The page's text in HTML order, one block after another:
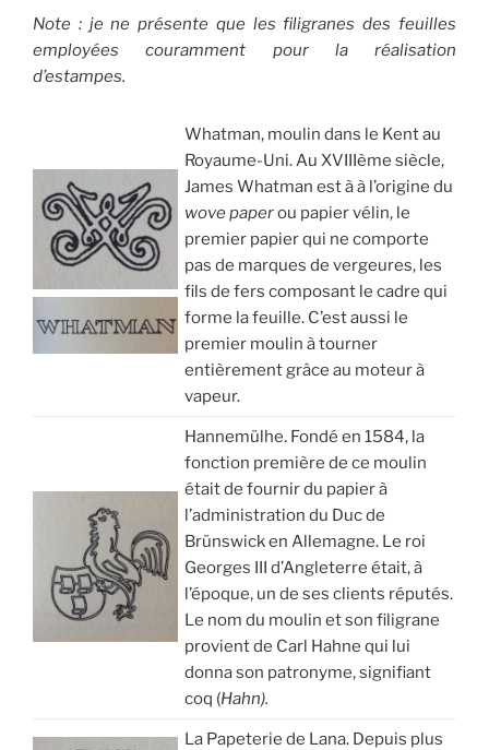
Note : je ne présente que les filigranes des feuilles
employées couramment pour la réalisation
d’estampes.
Whatman, moulin dans le Kent au
Royaume-Uni. Au XVIIIème siècle,
James Whatman est à à l’origine du
wove paperou papier vélin, le
premier papier qui ne comporte
pas de marques de vergeures, les
fils de fers composant le cadre qui
forme la feuille. C’est aussi le
premier moulin à tourner
entièrement grâce au moteur à
vapeur.
Hannemülhe. Fondé en 1584, la
fonction première de ce moulin
était de fournir du papier à
l’administration du Duc de
Brünswick en Allemagne. Le roi
Georges III d’Angleterre était, à
l’époque, un de ses clients réputés.
Le nom du moulin et son filigrane
provient de Carl Hahne qui lui
donna son patronyme, signifiant
coq (Hahn).
La Papeterie de Lana. Depuis plus